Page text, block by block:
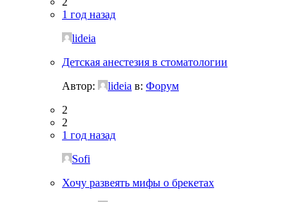
1 год назад
lideia
Детская анестезия в стоматологии
Автор:
lideia в: Форум
2
2
1 год назад
Sofi
Хочу развеять мифы о брекетах